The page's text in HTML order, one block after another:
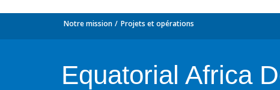
Notre mission Projets et opérations
Equatorial Africa